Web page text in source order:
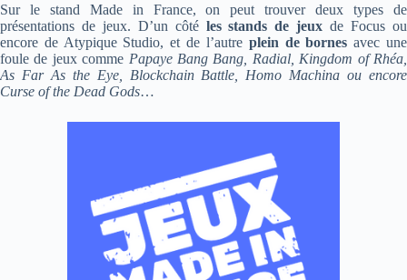
Sur le stand Made in France, on peut trouver deux types de
présentations de jeux. D’un côté les stands de jeux de Focus ou
encore de Atypique Studio, et de l’autre plein de bornes avec une
foule de jeux comme Papaye Bang Bang, Radial, Kingdom of Rhéa,
As Far As the Eye, Blockchain Battle, Homo Machina ou encore
Curse of the Dead Gods…